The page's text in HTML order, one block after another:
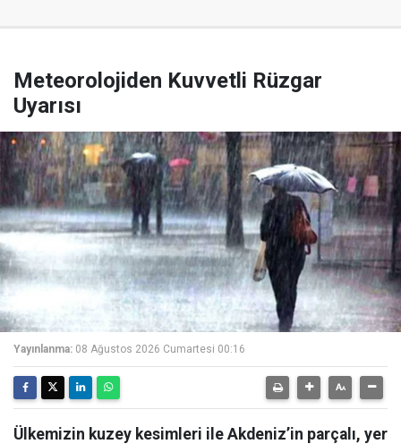
Meteorolojiden Kuvvetli Rüzgar
Uyarısı
Yayınlanma: 08 Ağustos 2026 Cumartesi 00:16
Ülkemizin kuzey kesimleri ile Akdeniz’in parçalı, yer